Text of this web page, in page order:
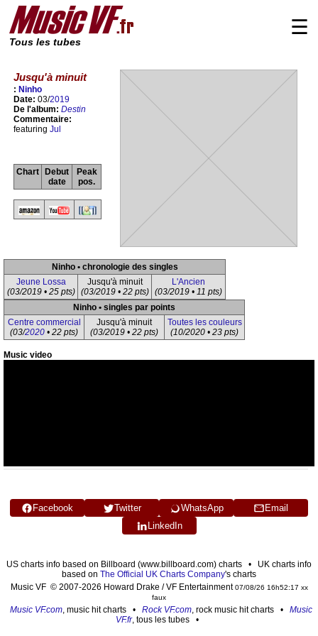
Tous les tubes
☰
Jusqu'à minuit
: Ninho
Date: 03/2019
De l'album: Destin
Commentaire:
featuring Jul
Chart
Debut
date
Peak
pos.
Ninho • chronologie des singles
Jeune Lossa
(03/2019 • 25 pts)
Jusqu'à minuit
(03/2019 • 22 pts)
L'Ancien
(03/2019 • 11 pts)
Ninho • singles par points
Centre commercial
(03/2020 • 22 pts)
Jusqu'à minuit
(03/2019 • 22 pts)
Toutes les couleurs
(10/2020 • 23 pts)
Music video
Facebook Twitter WhatsApp
Email
LinkedIn
US charts info based on Billboard (www.billboard.com) charts • UK charts info
based on The Official UK Charts Company's charts
Music VF © 2007-2026 Howard Drake / VF Entertainment07/08/26 16h52:17 xx
faux
Music VF.com, music hit charts • Rock VF.com, rock music hit charts • Music
VF.fr, tous les tubes •